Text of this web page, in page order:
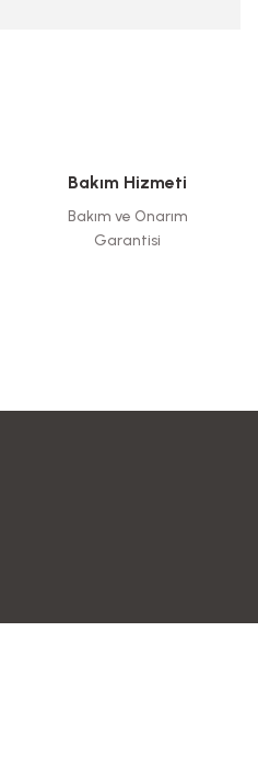
Bakım Hizmeti
Bakım ve Onarım
Garantisi